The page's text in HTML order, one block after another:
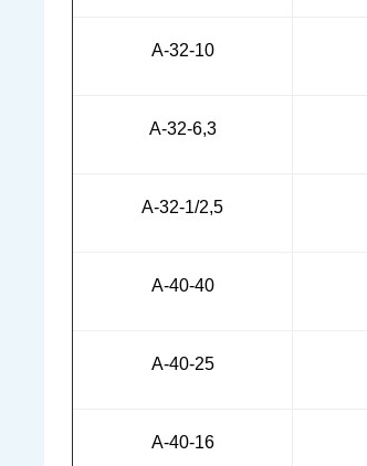
А-32-10
А-32-6,3
А-32-1/2,5
А-40-40
А-40-25
А-40-16